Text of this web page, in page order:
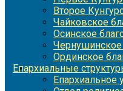
Второе
Чайковское
Осинское
Чернушинское
Ординское
Епархиальные
Епархиальное